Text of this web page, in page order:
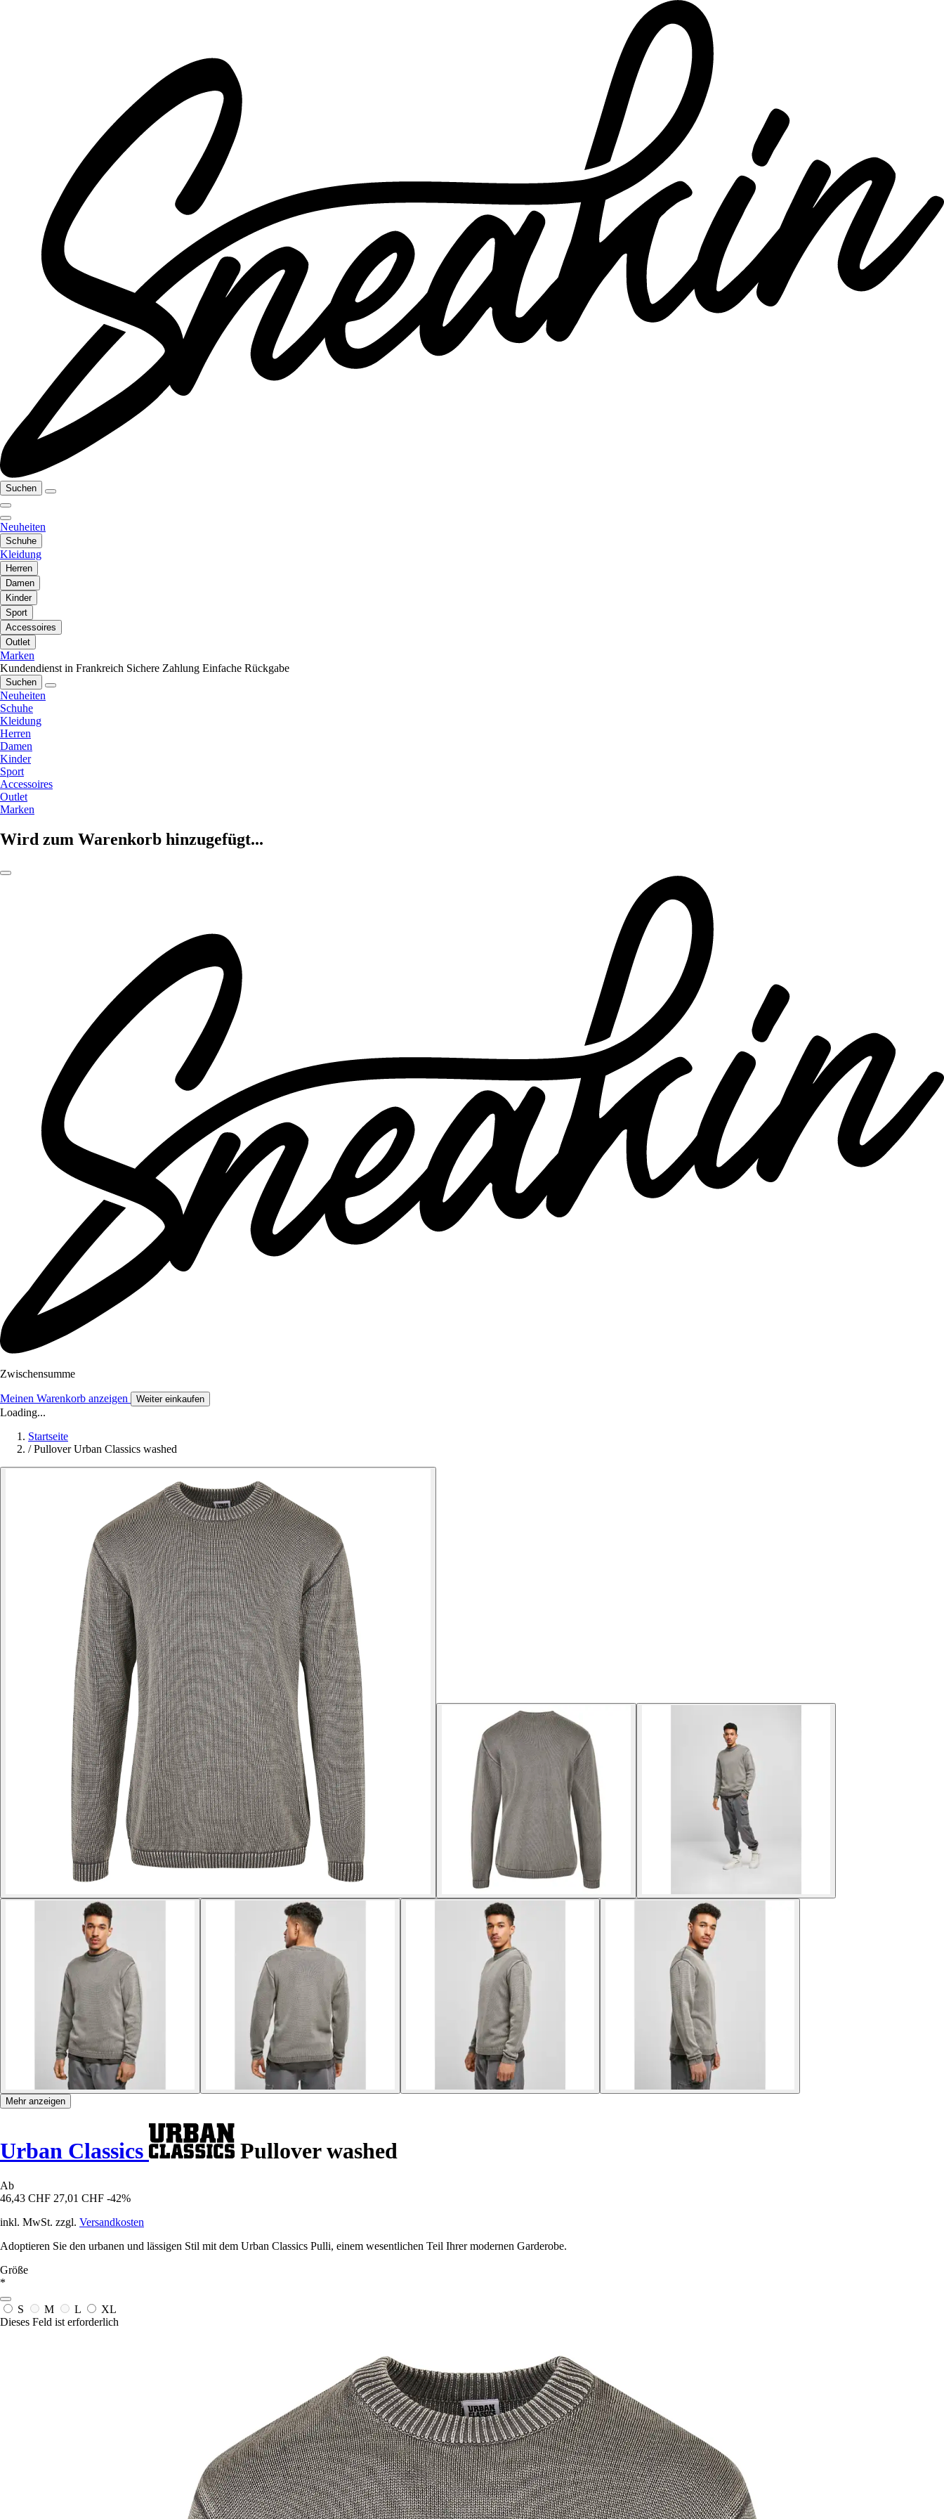
Suchen
Neuheiten
Schuhe
Kleidung
Herren
Damen
Kinder
Sport
Accessoires
Outlet
Marken
Kundendienst in Frankreich Sichere Zahlung Einfache Rückgabe
Suchen
Neuheiten
Schuhe
Kleidung
Herren
Damen
Kinder
Sport
Accessoires
Outlet
Marken
Wird zum Warenkorb hinzugefügt...
Zwischensumme
Meinen Warenkorb anzeigen Weiter einkaufen
Loading...
Startseite
/ Pullover Urban Classics washed
Mehr anzeigen
Urban Classics Pullover washed
Ab
46,43 CHF 27,01 CHF -42%
inkl. MwSt. zzgl. Versandkosten
Adoptieren Sie den urbanen und lässigen Stil mit dem Urban Classics Pulli, einem wesentlichen Teil Ihrer modernen Garderobe.
Größe
*
S M L
XL
Dieses Feld ist erforderlich